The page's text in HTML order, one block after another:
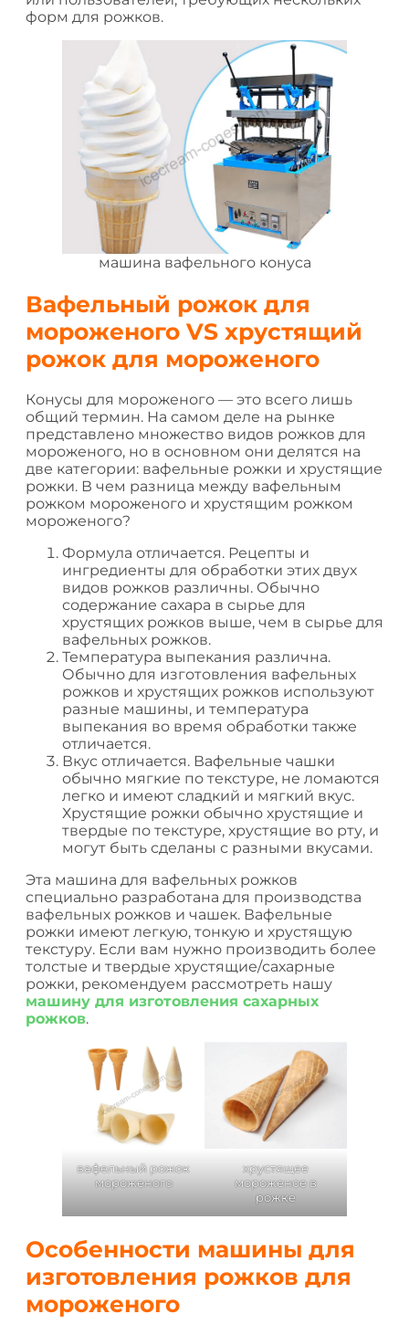
форм для рожков.
машина вафельного конуса
Вафельный рожок для
мороженого VS хрустящий
рожок для мороженого
Конусы для мороженого — это всего лишь
общий термин. На самом деле на рынке
представлено множество видов рожков для
мороженого, но в основном они делятся на
две категории: вафельные рожки и хрустящие
рожки. В чем разница между вафельным
рожком мороженого и хрустящим рожком
мороженого?
Формула отличается. Рецепты и
ингредиенты для обработки этих двух
видов рожков различны. Обычно
содержание сахара в сырье для
хрустящих рожков выше, чем в сырье для
вафельных рожков.
Температура выпекания различна.
Обычно для изготовления вафельных
рожков и хрустящих рожков используют
разные машины, и температура
выпекания во время обработки также
отличается.
Вкус отличается. Вафельные чашки
обычно мягкие по текстуре, не ломаются
легко и имеют сладкий и мягкий вкус.
Хрустящие рожки обычно хрустящие и
твердые по текстуре, хрустящие во рту, и
могут быть сделаны с разными вкусами.
Эта машина для вафельных рожков
специально разработана для производства
вафельных рожков и чашек. Вафельные
рожки имеют легкую, тонкую и хрустящую
текстуру. Если вам нужно производить более
толстые и твердые хрустящие/сахарные
рожки, рекомендуем рассмотреть нашу
машину для изготовления сахарных
рожков.
вафельный рожок
мороженого
хрустящее
мороженое в
рожке
Особенности машины для
изготовления рожков для
мороженого